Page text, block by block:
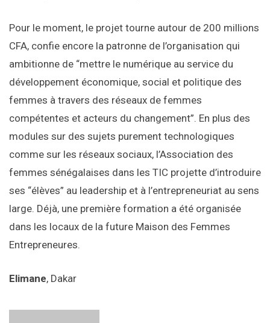
Pour le moment, le projet tourne autour de 200 millions
CFA, confie encore la patronne de l’organisation qui
ambitionne de “mettre le numérique au service du
développement économique, social et politique des
femmes à travers des réseaux de femmes
compétentes et acteurs du changement”. En plus des
modules sur des sujets purement technologiques
comme sur les réseaux sociaux, l’Association des
femmes sénégalaises dans les TIC projette d’introduire
ses “élèves” au leadership et à l’entrepreneuriat au sens
large. Déjà, une première formation a été organisée
dans les locaux de la future Maison des Femmes
Entrepreneures.
Elimane, Dakar